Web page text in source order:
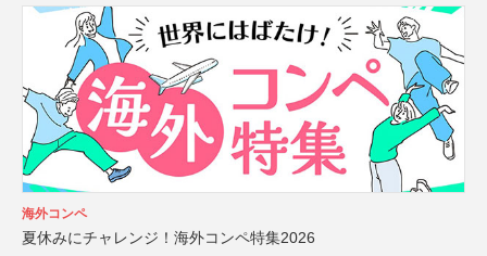
海外コンペ
夏休みにチャレンジ！海外コンペ特集2026